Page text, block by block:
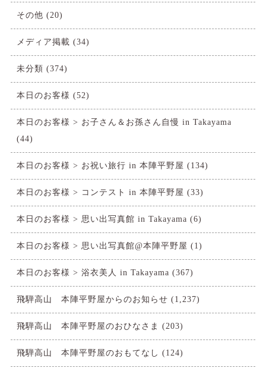
その他 (20)
メディア掲載 (34)
未分類 (374)
本日のお客様 (52)
本日のお客様 > お子さん＆お孫さん自慢 in Takayama
(44)
本日のお客様 > お祝い旅行 in 本陣平野屋 (134)
本日のお客様 > コンテスト in 本陣平野屋 (33)
本日のお客様 > 思い出写真館 in Takayama (6)
本日のお客様 > 思い出写真館@本陣平野屋 (1)
本日のお客様 > 浴衣美人 in Takayama (367)
飛騨高山 本陣平野屋からのお知らせ (1,237)
飛騨高山 本陣平野屋のおひなさま (203)
飛騨高山 本陣平野屋のおもてなし (124)